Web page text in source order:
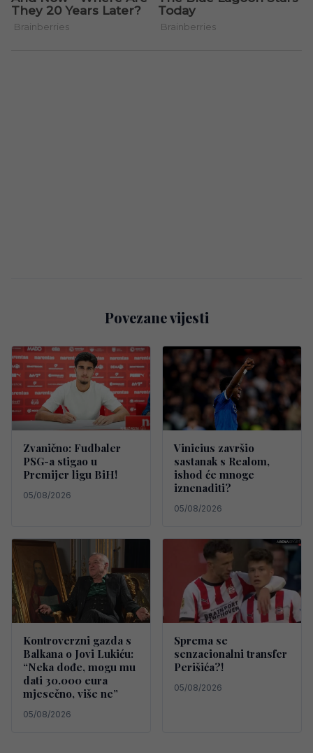
Povezane vijesti
Zvanično: Fudbaler
PSG-a stigao u
Premijer ligu BiH!
05/08/2026
Vinicius završio
sastanak s Realom,
ishod će mnoge
iznenaditi?
05/08/2026
Kontroverzni gazda s
Balkana o Jovi Lukiću:
“Neka dođe, mogu mu
dati 30.000 eura
mjesečno, više ne”
05/08/2026
Sprema se
senzacionalni transfer
Perišića?!
05/08/2026